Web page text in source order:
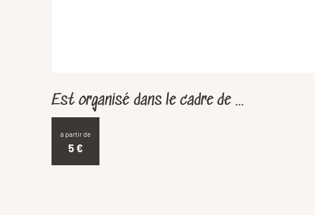
Est organisé dans le cadre de ...
à partir de
5€